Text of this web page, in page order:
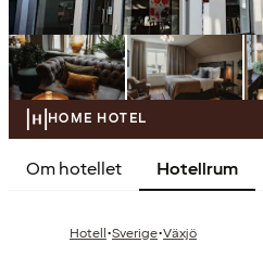
HOME HOTEL
Om hotellet Hotellrum
Hotell·Sverige·Växjö